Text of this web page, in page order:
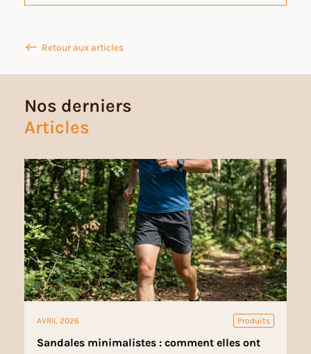
Retour aux articles
Nos derniers
Articles
AVRIL 2026 Produits
Sandales minimalistes : comment elles ont